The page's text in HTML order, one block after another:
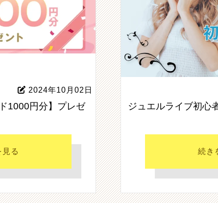
2024年10月02日
1000円分】プレゼ
る
ジュエルライブ初心
続き